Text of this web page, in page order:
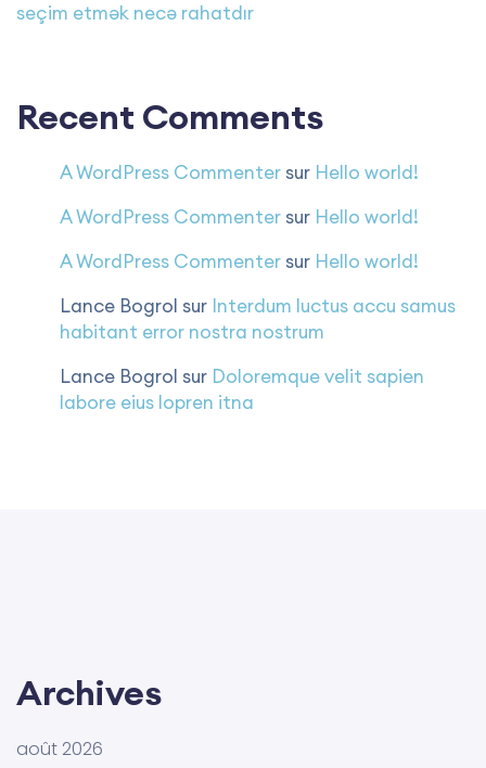
seçim etmək necə rahatdır
Recent Comments
A WordPress Commentersur Hello world!
A WordPress Commentersur Hello world!
A WordPress Commentersur Hello world!
Lance Bogrol sur Interdum luctus accu samus
habitant error nostra nostrum
Lance Bogrol sur Doloremque velit sapien
labore eius lopren itna
Archives
août 2026